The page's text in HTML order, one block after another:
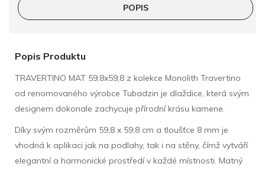
POPIS
Popis Produktu
TRAVERTINO MAT 59,8x59,8 z kolekce Monolith Travertino
od renomovaného výrobce Tubadzin je dlaždice, která svým
designem dokonale zachycuje přírodní krásu kamene.
Díky svým rozměrům 59,8 x 59,8 cm a tloušťce 8 mm je
vhodná k aplikaci jak na podlahy, tak i na stěny, čímž vytváří
elegantní a harmonické prostředí v každé místnosti. Matný